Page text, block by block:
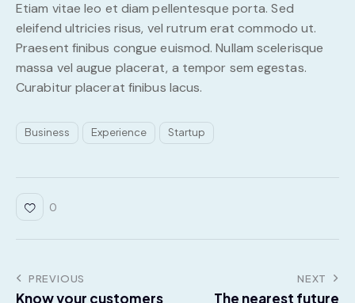
Etiam vitae leo et diam pellentesque porta. Sed
eleifend ultricies risus, vel rutrum erat commodo ut.
Praesent finibus congue euismod. Nullam scelerisque
massa vel augue placerat, a tempor sem egestas.
Curabitur placerat finibus lacus.
Business Experience Startup
0
PREVIOUS
Know your customers
NEXT
The nearest future